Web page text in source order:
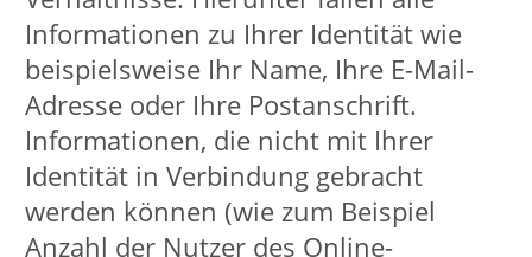
eingegebenen Daten erfolgt somit
ausschließlich auf Grundlage Ihrer
Einwilligung (Art. 6 Abs. 1 lit. a DSGVO).
Sie können diese Einwilligung jederzeit
widerrufen. Dazu reicht eine formlose
Mitteilung per E-Mail an
vhs@lippstadt.de. Die Rechtmäßigkeit
der bis zum Widerruf erfolgten
Datenverarbeitungsvorgänge bleibt
vom Widerruf unberührt.